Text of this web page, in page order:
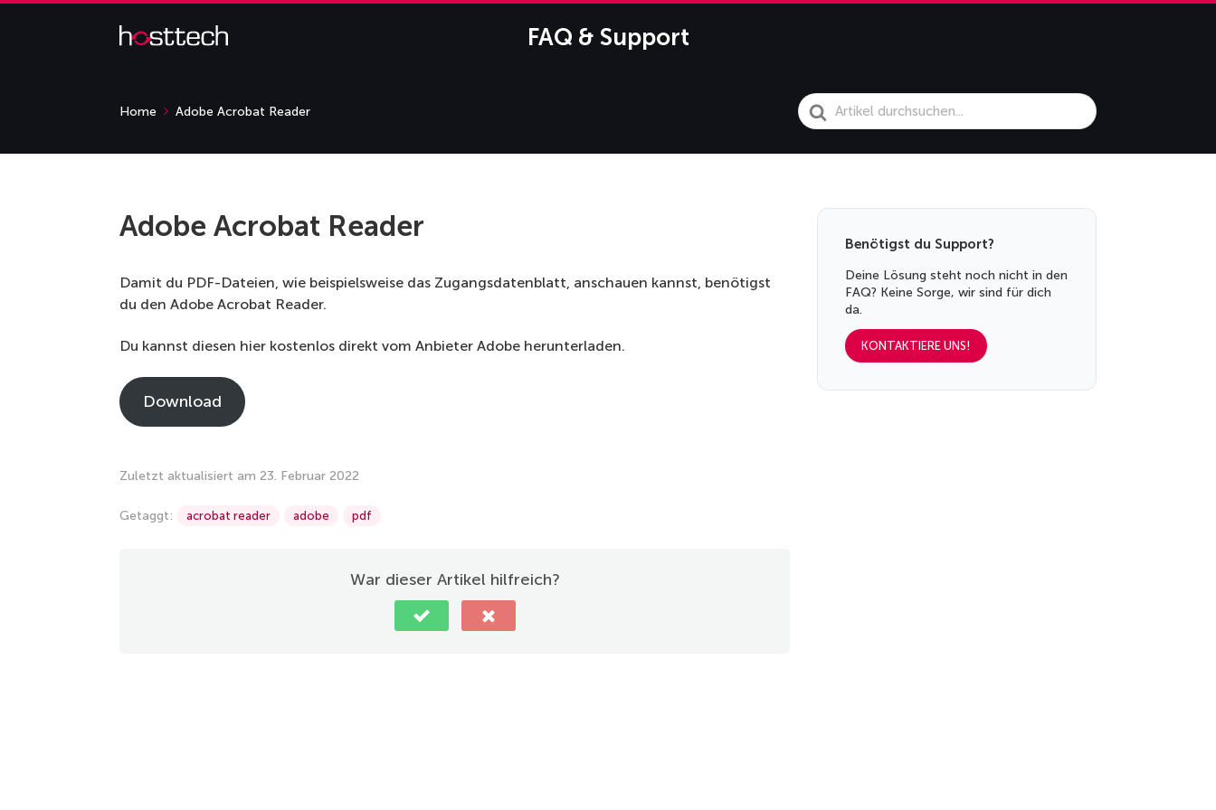
FAQ & Support
Home Adobe Acrobat Reader
Search
For
Adobe Acrobat Reader
Damit du PDF-Dateien, wie beispielsweise das Zugangsdatenblatt, anschauen kannst, benötigst
du den Adobe Acrobat Reader.
Du kannst diesen hier kostenlos direkt vom Anbieter Adobe herunterladen.
Download
Zuletzt aktualisiert am 23. Februar 2022
Getaggt: acrobat reader adobe pdf
War dieser Artikel hilfreich?
Benötigst du Support?
Deine Lösung steht noch nicht in den
FAQ? Keine Sorge, wir sind für dich
da.
KONTAKTIERE UNS!